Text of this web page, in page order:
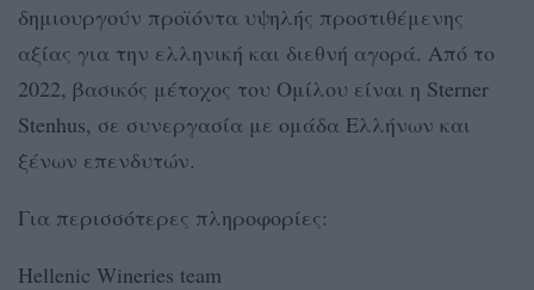
δημιουργούν προϊόντα υψηλής προστιθέμενης
αξίας για την ελληνική και διεθνή αγορά. Από το
2022, βασικός μέτοχος του Ομίλου είναι η Sterner
Stenhus, σε συνεργασία με ομάδα Ελλήνων και
ξένων επενδυτών.
Για περισσότερες πληροφορίες:
Hellenic Wineries team